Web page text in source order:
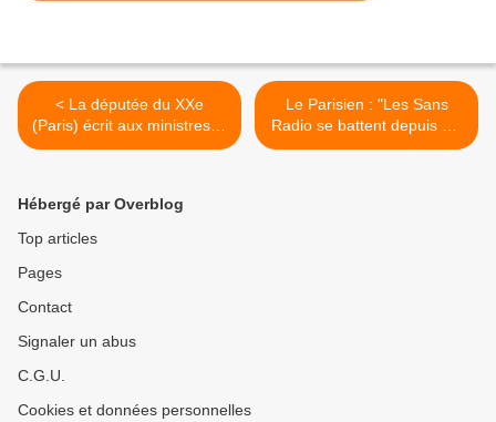
< La députée du XXe
(Paris) écrit aux ministres et
soutient les Sans Radio
Le Parisien : "Les Sans
Radio se battent depuis dix
ans" >
Hébergé par Overblog
Top articles
Pages
Contact
Signaler un abus
C.G.U.
Cookies et données personnelles